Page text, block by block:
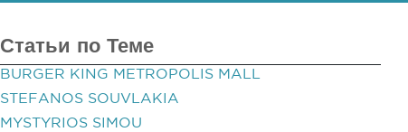
Статьи по Теме
BURGER KING METROPOLIS MALL
STEFANOS SOUVLAKIA
MYSTYRIOS SIMOU